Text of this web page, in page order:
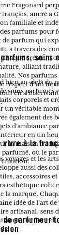
Fragonard
ancré à
familiale et
parfums pour
de parfum qui
à travers des
création
alliant
Nos parfums
respect d’un
en
soins
bien au-delà du
soins parfumés
corporels et
un véritable
également des
d’ambiance
en un
la maison
parfumé, où le
vivre à la
voyages et les
aussi des
accessoires
esthétique
la marque.
idée de l’art de
artisanal, sens
ainsi un fil
de parfumeur